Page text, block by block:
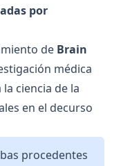
por
de Brain
médica
ciencia de la
en el decurso
procedentes